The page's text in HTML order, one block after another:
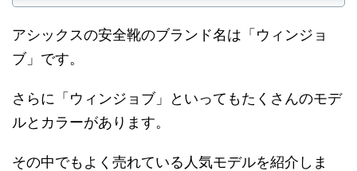
アシックスの安全靴のブランド名は「ウィンジョ
ブ」です。
さらに「ウィンジョブ」といってもたくさんのモデ
ルとカラーがあります。
その中でもよく売れている人気モデルを紹介しま